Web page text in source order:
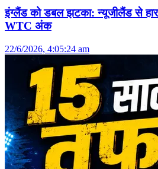
इंग्लैंड को डबल झटका: न्यूजीलैंड से
WTC अंक
22/6/2026, 4:05:24 am